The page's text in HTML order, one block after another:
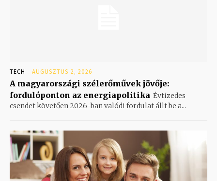
TECH AUGUSZTUS 2, 2026
A magyarországi szélerőművek jövője:
fordulóponton az energiapolitika Évtizedes
csendet követően 2026-ban valódi fordulat állt be a...